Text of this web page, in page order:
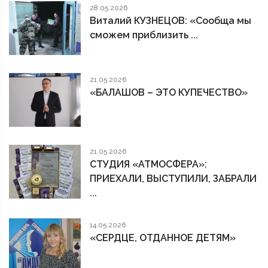
28.05.2026
Виталий КУЗНЕЦОВ: «Сообща мы
сможем приблизить ...
21.05.2026
«БАЛАШОВ – ЭТО КУПЕЧЕСТВО»
21.05.2026
СТУДИЯ «АТМОСФЕРА»:
ПРИЕХАЛИ, ВЫСТУПИЛИ, ЗАБРАЛИ
...
14.05.2026
«СЕРДЦЕ, ОТДАННОЕ ДЕТЯМ»